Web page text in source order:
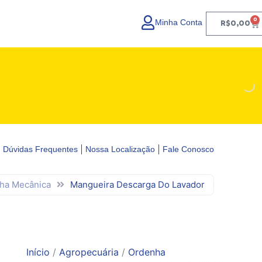
Minha Conta R$0,00 0
Dúvidas Frequentes Nossa Localização Fale Conosco
Mecânica Mangueira Descarga Do Lavador
Início / Agropecuária / Ordenha